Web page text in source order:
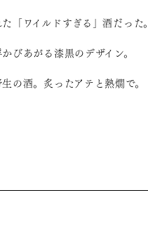
「ワイルドすぎる」酒だった。
びあがる漆黒のデザイン。
の酒。炙ったアテと熱燗で。